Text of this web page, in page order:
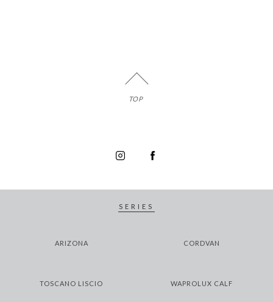
TOP
SERIES
ARIZONA CORDVAN
TOSCANO LISCIO WAPROLUX CALF